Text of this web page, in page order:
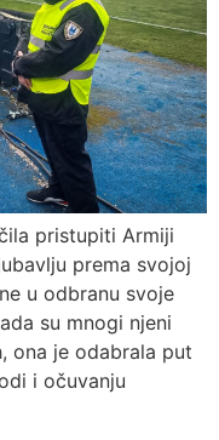
pristupiti Armiji
prema svojoj
u odbranu svoje
su mnogi njeni
ona je odabrala put
i očuvanju